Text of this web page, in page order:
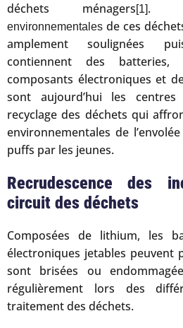
déchets ménagers[1].
environnementales de ces
amplement soulignées
contiennent des batteries,
composants électroniques et
sont aujourd’hui les
recyclage des déchets qui
environnementales de
puffs par les jeunes.
Recrudescence des
circuit des déchets
Composées de lithium, les
électroniques jetables peuvent
sont brisées ou
régulièrement lors des
traitement des déchets.